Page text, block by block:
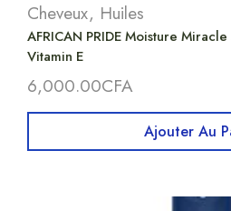
Cheveux, Huiles
AFRICAN PRIDE Moisture
Vitamin E
6,000.00CFA
Ajouter Au